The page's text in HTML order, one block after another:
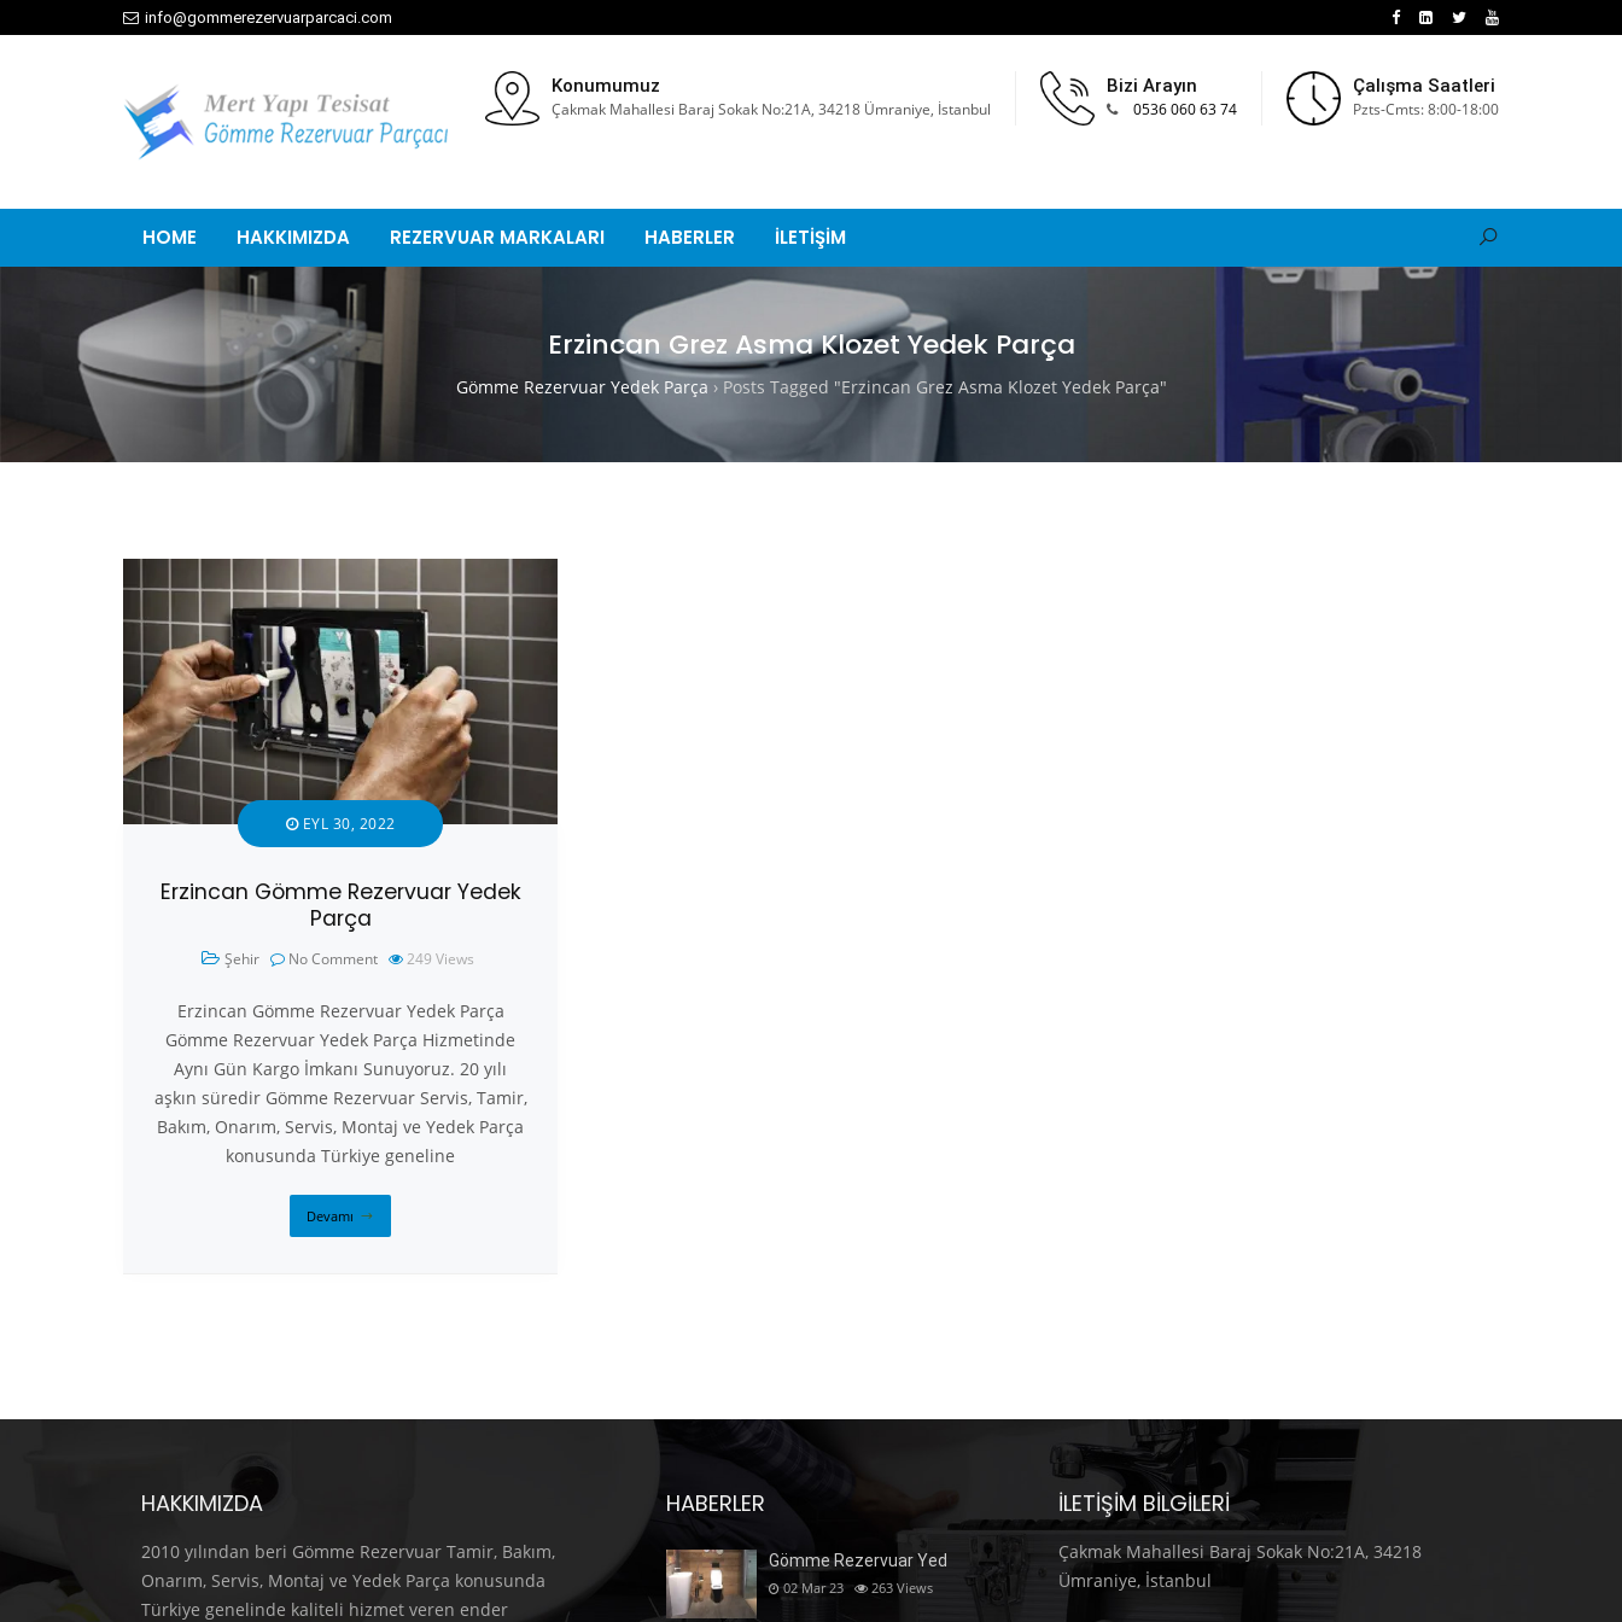
info@gommerezervuarparcaci.com
Konumumuz
Çakmak Mahallesi Baraj Sokak No:21A, 34218 Ümraniye, İstanbul
Bizi Arayın
0536 060 63 74
Çalışma Saatleri
Pzts-Cmts: 8:00-18:00
HOME HAKKIMIZDA REZERVUAR MARKALARI HABERLER İLETİŞİM
Erzincan Grez Asma Klozet Yedek Parça
Gömme Rezervuar Yedek Parça › Posts Tagged "Erzincan Grez Asma Klozet Yedek Parça"
EYL 30, 2022
Erzincan Gömme Rezervuar Yedek
Parça
Şehir No Comment 249 Views
Erzincan Gömme Rezervuar Yedek Parça
Gömme Rezervuar Yedek Parça Hizmetinde
Aynı Gün Kargo İmkanı Sunuyoruz. 20 yılı
aşkın süredir Gömme Rezervuar Servis, Tamir,
Bakım, Onarım, Servis, Montaj ve Yedek Parça
konusunda Türkiye geneline
Devamı
HAKKIMIZDA
2010 yılından beri Gömme Rezervuar Tamir, Bakım,
Onarım, Servis, Montaj ve Yedek Parça konusunda
Türkiye genelinde kaliteli hizmet veren ender
HABERLER
Gömme Rezervuar Yed
02 Mar 23 263 Views
İLETIŞIM BILGILERI
Çakmak Mahallesi Baraj Sokak No:21A, 34218
Ümraniye, İstanbul